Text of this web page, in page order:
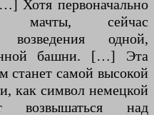
Хотя первоначально
мачты, сейчас
возведения одной,
башни. […] Эта
станет самой высокой
как символ немецкой
возвышаться над